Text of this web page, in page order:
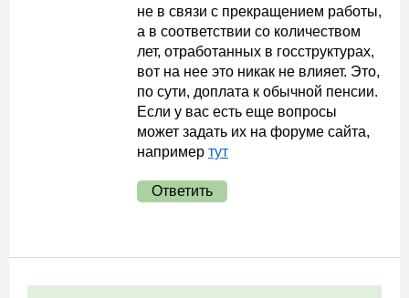
не в связи с прекращением работы,
а в соответствии со количеством
лет, отработанных в госструктурах,
вот на нее это никак не влияет. Это,
по сути, доплата к обычной пенсии.
Если у вас есть еще вопросы
может задать их на форуме сайта,
например тут
Ответить